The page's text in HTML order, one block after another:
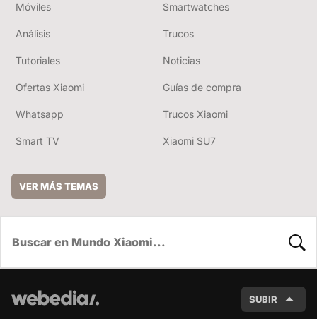
Móviles Smartwatches
Análisis Trucos
Tutoriales Noticias
Ofertas Xiaomi Guías de compra
Whatsapp Trucos Xiaomi
Smart TV Xiaomi SU7
VER MÁS TEMAS
SUBIR